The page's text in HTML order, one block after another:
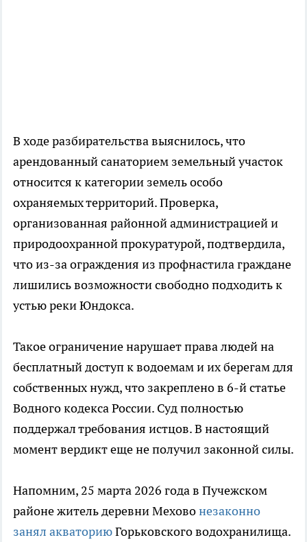
В ходе разбирательства выяснилось, что
арендованный санаторием земельный участок
относится к категории земель особо
охраняемых территорий. Проверка,
организованная районной администрацией и
природоохранной прокуратурой, подтвердила,
что из-за ограждения из профнастила граждане
лишились возможности свободно подходить к
устью реки Юндокса.
Такое ограничение нарушает права людей на
бесплатный доступ к водоемам и их берегам для
собственных нужд, что закреплено в 6-й статье
Водного кодекса России. Суд полностью
поддержал требования истцов. В настоящий
момент вердикт еще не получил законной силы.
Напомним, 25 марта 2026 года в Пучежском
районе житель деревни Меховонезаконно
занял акваториюГорьковского водохранилища.